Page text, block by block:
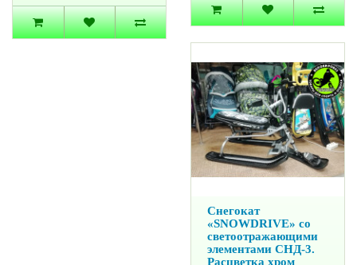
Снегокат
«SNOWDRIVE» со
светоотражающими
элементами СНД-3.
Расцветка хром